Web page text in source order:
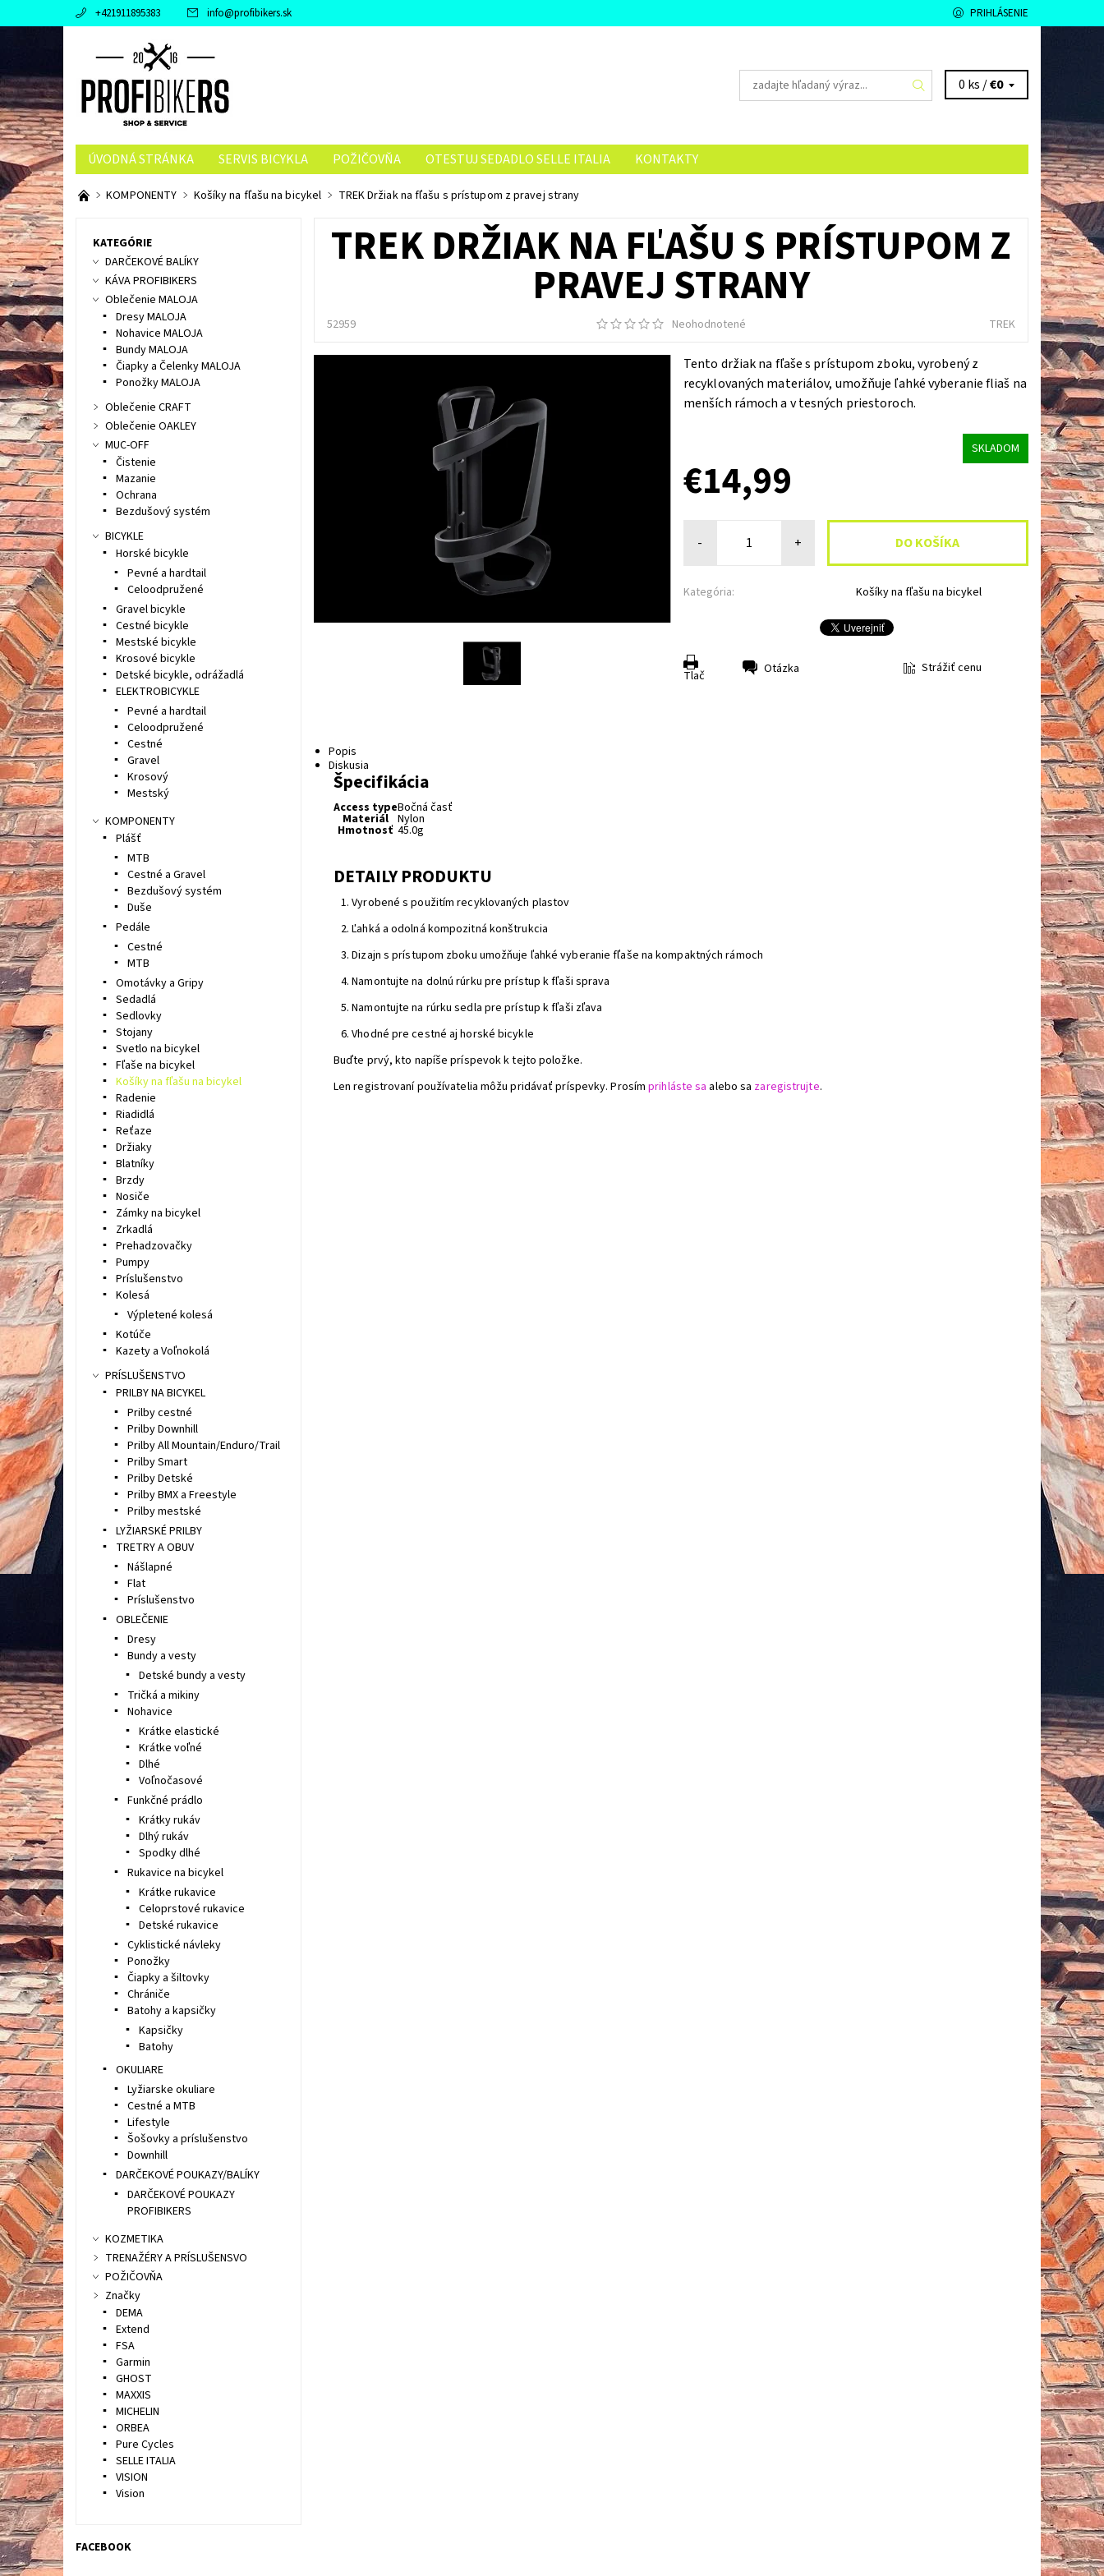
+421911895383 info@profibikers.sk PRIHLÁSENIE
0 ks /€0
ÚVODNÁ STRÁNKA SERVIS BICYKLA POŽIČOVŇA OTESTUJ SEDADLO SELLE ITALIA KONTAKTY
KOMPONENTY Košíky na fľašu na bicykel TREK Držiak na fľašu s prístupom z pravej strany
TREK DRŽIAK NA FĽAŠU S PRÍSTUPOM Z
PRAVEJ STRANY
52959 Neohodnotené TREK
Tento držiak na fľaše s prístupom zboku, vyrobený z
recyklovaných materiálov, umožňuje ľahké vyberanie fliaš na
menších rámoch a v tesných priestoroch.
SKLADOM
€14,99
- +
Kategória: Košíky na fľašu na bicykel
Tlač Otázka Strážiť cenu
Popis
Diskusia
Špecifikácia
Access typeBočná časť
Materiál Nylon
Hmotnosť 45.0g
DETAILY PRODUKTU
Vyrobené s použitím recyklovaných plastov
Ľahká a odolná kompozitná konštrukcia
Dizajn s prístupom zboku umožňuje ľahké vyberanie fľaše na kompaktných rámoch
Namontujte na dolnú rúrku pre prístup k fľaši sprava
Namontujte na rúrku sedla pre prístup k fľaši zľava
Vhodné pre cestné aj horské bicykle
Buďte prvý, kto napíše príspevok k tejto položke.
Len registrovaní používatelia môžu pridávať príspevky. Prosímprihláste sa alebo sa zaregistrujte.
KATEGÓRIE
DARČEKOVÉ BALÍKY
KÁVA PROFIBIKERS
Oblečenie MALOJA
Dresy MALOJA
Nohavice MALOJA
Bundy MALOJA
Čiapky a Čelenky MALOJA
Ponožky MALOJA
Oblečenie CRAFT
Oblečenie OAKLEY
MUC-OFF
Čistenie
Mazanie
Ochrana
Bezdušový systém
BICYKLE
Horské bicykle
Pevné a hardtail
Celoodpružené
Gravel bicykle
Cestné bicykle
Mestské bicykle
Krosové bicykle
Detské bicykle, odrážadlá
ELEKTROBICYKLE
Pevné a hardtail
Celoodpružené
Cestné
Gravel
Krosový
Mestský
KOMPONENTY
Plášť
MTB
Cestné a Gravel
Bezdušový systém
Duše
Pedále
Cestné
MTB
Omotávky a Gripy
Sedadlá
Sedlovky
Stojany
Svetlo na bicykel
Fľaše na bicykel
Košíky na fľašu na bicykel
Radenie
Riadidlá
Reťaze
Držiaky
Blatníky
Brzdy
Nosiče
Zámky na bicykel
Zrkadlá
Prehadzovačky
Pumpy
Príslušenstvo
Kolesá
Výpletené kolesá
Kotúče
Kazety a Voľnokolá
PRÍSLUŠENSTVO
PRILBY NA BICYKEL
Prilby cestné
Prilby Downhill
Prilby All Mountain/Enduro/Trail
Prilby Smart
Prilby Detské
Prilby BMX a Freestyle
Prilby mestské
LYŽIARSKÉ PRILBY
TRETRY A OBUV
Nášlapné
Flat
Príslušenstvo
OBLEČENIE
Dresy
Bundy a vesty
Detské bundy a vesty
Tričká a mikiny
Nohavice
Krátke elastické
Krátke voľné
Dlhé
Voľnočasové
Funkčné prádlo
Krátky rukáv
Dlhý rukáv
Spodky dlhé
Rukavice na bicykel
Krátke rukavice
Celoprstové rukavice
Detské rukavice
Cyklistické návleky
Ponožky
Čiapky a šiltovky
Chrániče
Batohy a kapsičky
Kapsičky
Batohy
OKULIARE
Lyžiarske okuliare
Cestné a MTB
Lifestyle
Šošovky a príslušenstvo
Downhill
DARČEKOVÉ POUKAZY/BALÍKY
DARČEKOVÉ POUKAZY
PROFIBIKERS
KOZMETIKA
TRENAŽÉRY A PRÍSLUŠENSVO
POŽIČOVŇA
Značky
DEMA
Extend
FSA
Garmin
GHOST
MAXXIS
MICHELIN
ORBEA
Pure Cycles
SELLE ITALIA
VISION
Vision
FACEBOOK